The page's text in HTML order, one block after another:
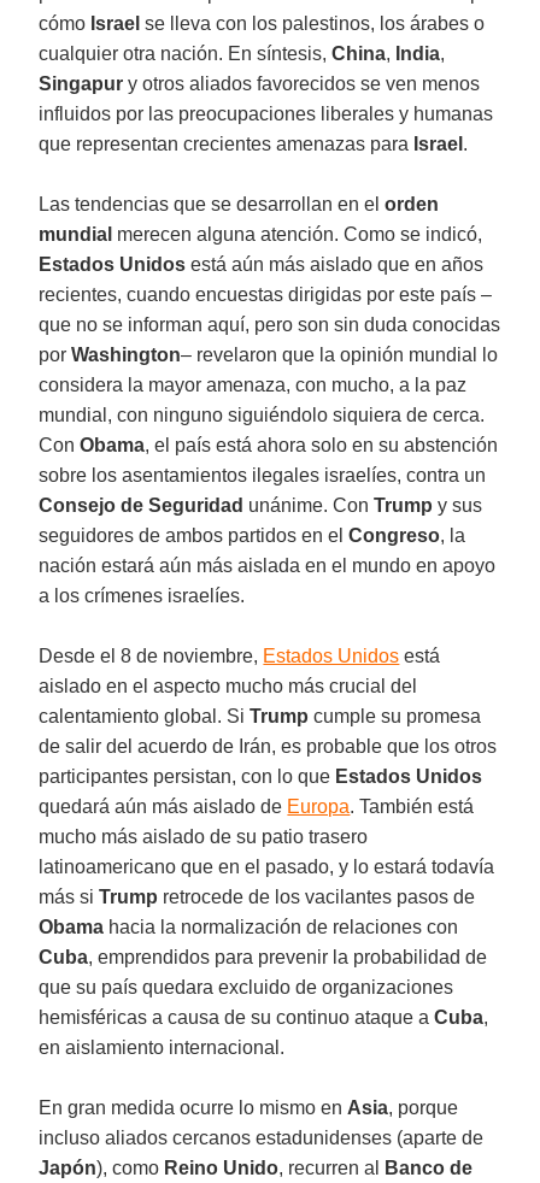
cómo Israel se lleva con los palestinos, los árabes o
cualquier otra nación. En síntesis,China, India,
Singapur y otros aliados favorecidos se ven menos
influidos por las preocupaciones liberales y humanas
que representan crecientes amenazas para Israel .
Las tendencias que se desarrollan en elorden
mundial merecen alguna atención. Como se indicó,
Estados Unidos está aún más aislado que en años
recientes, cuando encuestas dirigidas por este país –
que no se informan aquí, pero son sin duda conocidas
porWashington– revelaron que la opinión mundial lo
considera la mayor amenaza, con mucho, a la paz
mundial, con ninguno siguiéndolo siquiera de cerca.
ConObama, el país está ahora solo en su abstención
sobre los asentamientos ilegales israelíes, contra un
Consejo de Seguridad unánime. ConTrump y sus
seguidores de ambos partidos en elCongreso, la
nación estará aún más aislada en el mundo en apoyo
a los crímenes israelíes.
Desde el 8 de noviembre, Estados Unidos está
aislado en el aspecto mucho más crucial del
calentamiento global. SiTrump cumple su promesa
de salir del acuerdo de Irán, es probable que los otros
participantes persistan, con lo que Estados Unidos
quedará aún más aislado de Europa. También está
mucho más aislado de su patio trasero
latinoamericano que en el pasado, y lo estará todavía
más siTrump retrocede de los vacilantes pasos de
Obama hacia la normalización de relaciones con
Cuba, emprendidos para prevenir la probabilidad de
que su país quedara excluido de organizaciones
hemisféricas a causa de su continuo ataque aCuba,
en aislamiento internacional.
En gran medida ocurre lo mismo en Asia, porque
incluso aliados cercanos estadunidenses (aparte de
Japón), como Reino Unido, recurren al
Banco de